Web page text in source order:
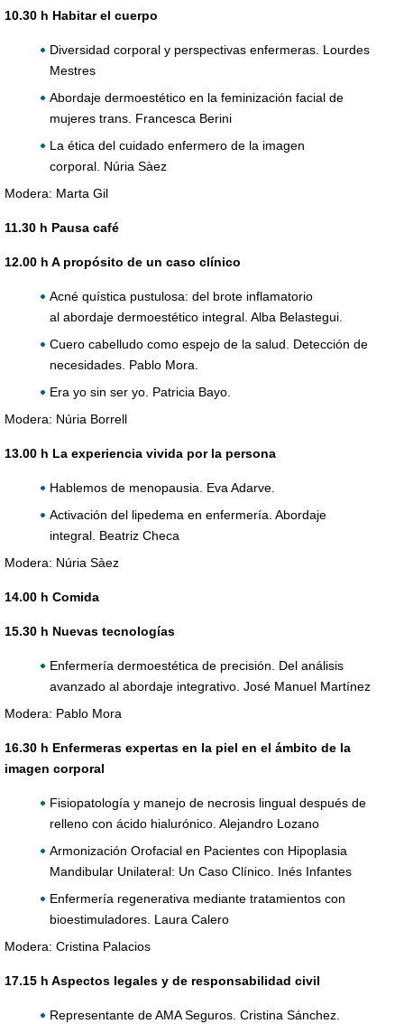
10.30 h Habitar el cuerpo
Diversidad corporal y perspectivas enfermeras. Lourdes
Mestres
Abordaje dermoestético en la feminización facial de
mujeres trans. Francesca Berini
La ética del cuidado enfermero de la imagen
corporal. Núria Sàez
Modera: Marta Gil
11.30 h Pausa café
12.00 h A propósito de un caso clínico
Acné quística pustulosa: del brote inflamatorio
al abordaje dermoestético integral. Alba Belastegui.
Cuero cabelludo como espejo de la salud. Detección de
necesidades. Pablo Mora.
Era yo sin ser yo. Patricia Bayo.
Modera: Núria Borrell
13.00 h La experiencia vivida por la persona
Hablemos de menopausia. Eva Adarve.
Activación del lipedema en enfermería. Abordaje
integral. Beatriz Checa
Modera: Núria Sàez
14.00 h Comida
15.30 h Nuevas tecnologías
Enfermería dermoestética de precisión. Del análisis
avanzado al abordaje integrativo. José Manuel Martínez
Modera: Pablo Mora
16.30 h Enfermeras expertas en la piel en el ámbito de la
imagen corporal
Fisiopatología y manejo de necrosis lingual después de
relleno con ácido hialurónico. Alejandro Lozano
Armonización Orofacial en Pacientes con Hipoplasia
Mandibular Unilateral: Un Caso Clínico. Inés Infantes
Enfermería regenerativa mediante tratamientos con
bioestimuladores. Laura Calero
Modera: Cristina Palacios
17.15 h Aspectos legales y de responsabilidad civil
Representante de AMA Seguros. Cristina Sánchez.